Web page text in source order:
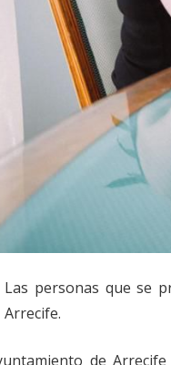
Las personas que se
Arrecife.
de